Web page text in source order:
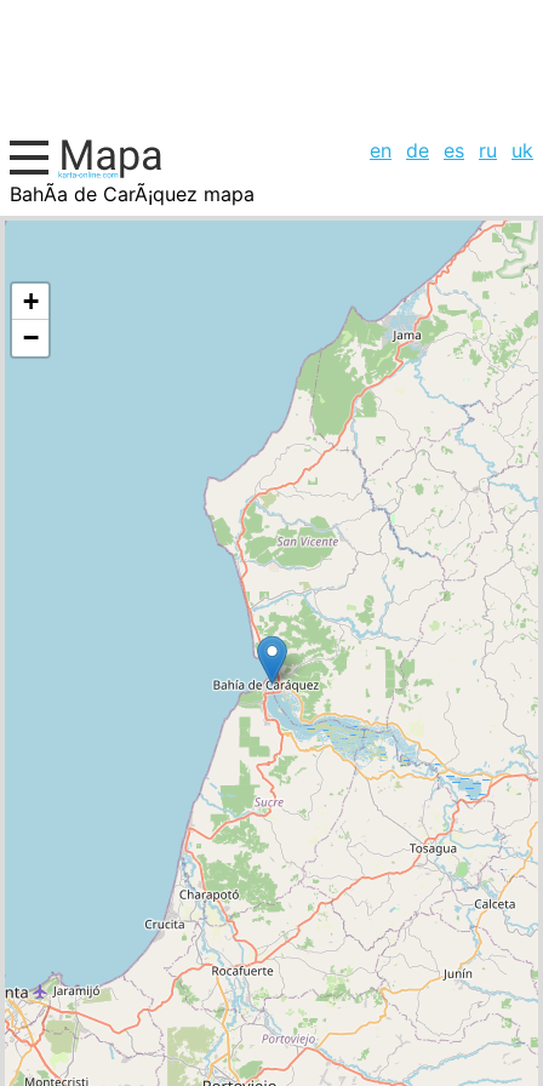
en de es ru
uk
BahÃ­a de CarÃ¡quez mapa
Ecuador, la lista de ciudades
+
−